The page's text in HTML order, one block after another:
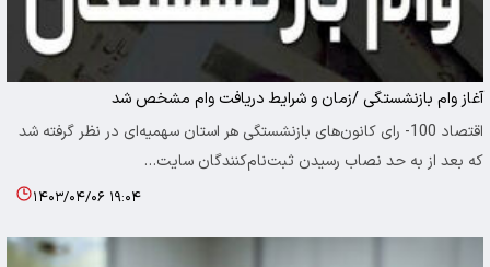
آغاز وام بازنشستگی /زمان و شرایط دریافت وام مشخص شد
اقتصاد 100- رای کانون‌های بازنشستگی هر استان سهمیه‌ای در نظر گرفته شد
که بعد از به حد نصاب رسیدن ثبت‌نام‌کنندگان سایت…
۱۴۰۳/۰۴/۰۶ ۱۹:۰۴